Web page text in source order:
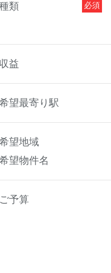
類
収益
望最寄り駅
望地域
望物件名
ご予算